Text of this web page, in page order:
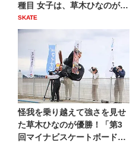
種目 女子は、草木ひなのが
圧...
SKATE
怪我を乗り越えて強さを見せ
た草木ひなのが優勝！「第3
回マイナビスケートボード日